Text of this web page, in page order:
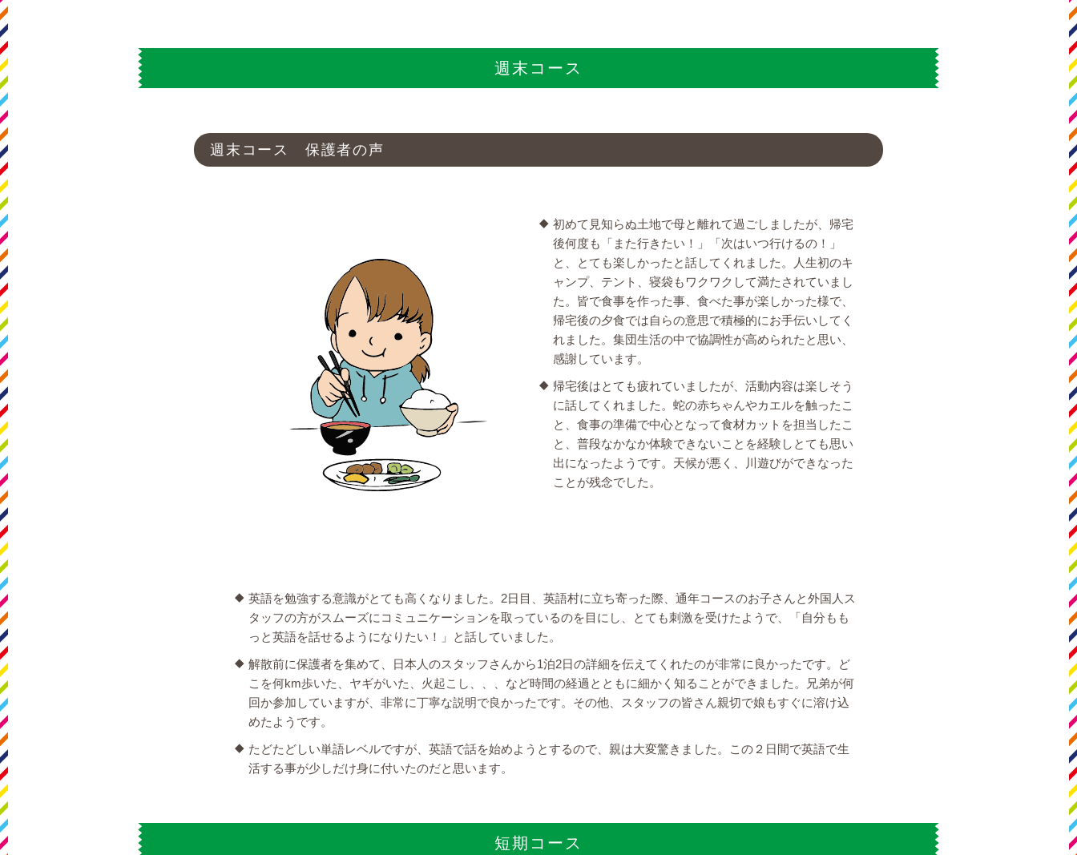
週末コース
週末コース 保護者の声
初めて見知らぬ土地で母と離れて過ごしましたが、帰宅
後何度も「また行きたい！」「次はいつ行けるの！」
と、とても楽しかったと話してくれました。人生初のキ
ャンプ、テント、寝袋もワクワクして満たされていまし
た。皆で食事を作った事、食べた事が楽しかった様で、
帰宅後の夕食では自らの意思で積極的にお手伝いしてく
れました。集団生活の中で協調性が高められたと思い、
感謝しています。
帰宅後はとても疲れていましたが、活動内容は楽しそう
に話してくれました。蛇の赤ちゃんやカエルを触ったこ
と、食事の準備で中心となって食材カットを担当したこ
と、普段なかなか体験できないことを経験しとても思い
出になったようです。天候が悪く、川遊びができなった
ことが残念でした。
英語を勉強する意識がとても高くなりました。2日目、英語村に立ち寄った際、通年コースのお子さんと外国人ス
タッフの方がスムーズにコミュニケーションを取っているのを目にし、とても刺激を受けたようで、「自分もも
っと英語を話せるようになりたい！」と話していました。
解散前に保護者を集めて、日本人のスタッフさんから1泊2日の詳細を伝えてくれたのが非常に良かったです。ど
こを何km歩いた、ヤギがいた、火起こし、、、など時間の経過とともに細かく知ることができました。兄弟が何
回か参加していますが、非常に丁寧な説明で良かったです。その他、スタッフの皆さん親切で娘もすぐに溶け込
めたようです。
たどたどしい単語レベルですが、英語で話を始めようとするので、親は大変驚きました。この２日間で英語で生
活する事が少しだけ身に付いたのだと思います。
短期コース